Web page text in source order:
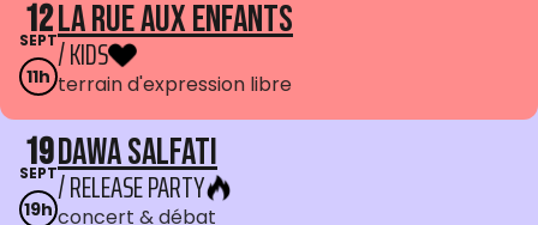
12
SEPT
11h
La Rue aux enfants
/ KIDS
terrain d'expression libre
19
SEPT
19h
Dawa Salfati
/ RELEASE PARTY
concert & débat